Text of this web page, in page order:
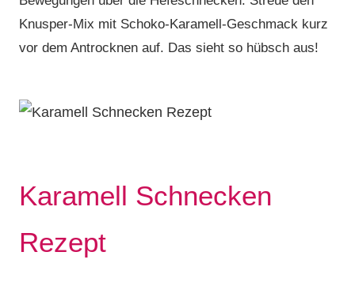
Knusper-Mix mit Schoko-Karamell-Geschmack kurz
vor dem Antrocknen auf. Das sieht so hübsch aus!
Karamell Schnecken
Rezept